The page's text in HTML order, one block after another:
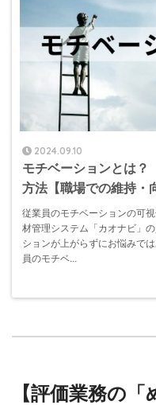
2024.09.10
モチベーションとは
方法【職場での維持・
従業員のモチベーションの可
材管理システム「カオナビ」
ションが上がらずにお悩みで
員のモチベ...
【評価業務の